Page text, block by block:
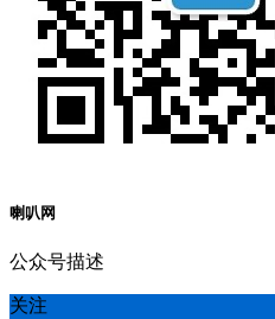
喇叭网
公众号描述
关注